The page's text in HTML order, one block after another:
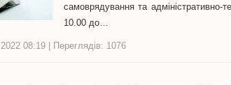
самоврядування та адміністративно-
10.00 до…
08:19 | Переглядів: 1076